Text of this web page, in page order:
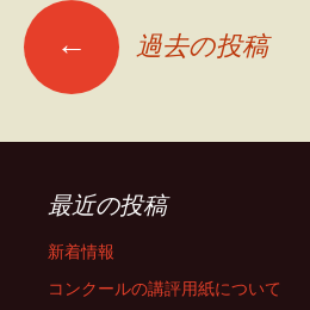
投
稿
ナ
ビ
← 過去の投稿
最近の投稿
新着情報
コンクールの講評用紙について